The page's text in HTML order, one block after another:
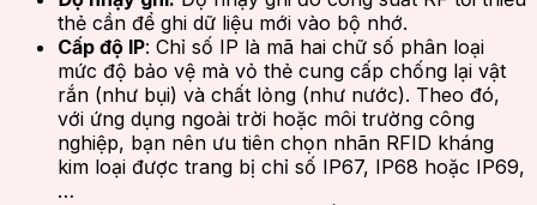
thẻ cần để ghi dữ liệu mới vào bộ nhớ.
Cấp độ IP: Chỉ số IP là mã hai chữ số phân loại
mức độ bảo vệ mà vỏ thẻ cung cấp chống lại vật
rắn (như bụi) và chất lỏng (như nước). Theo đó,
với ứng dụng ngoài trời hoặc môi trường công
nghiệp, bạn nên ưu tiên chọn nhãn RFID kháng
kim loại được trang bị chỉ số IP67, IP68 hoặc IP69,
…